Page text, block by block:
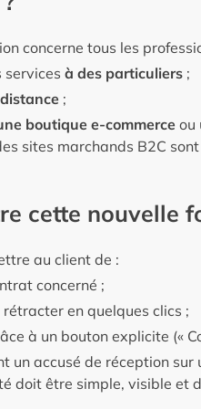
concerne tous les
services à des particuliers ;
;
boutique e-commerceou
sites marchands B2C sont
cette nouvelle
au client de :
concerné ;
en quelques clics ;
à un bouton explicite («
un accusé de réception
doit être simple, visible